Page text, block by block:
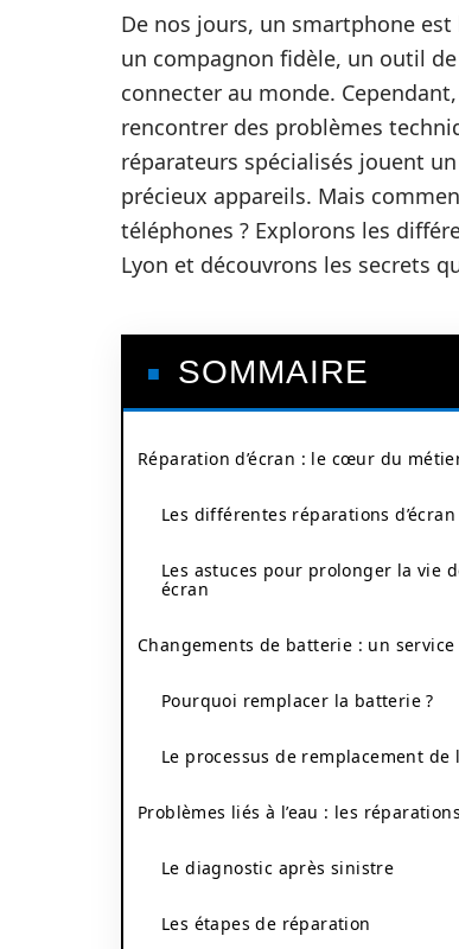
De nos jours, un smartphone est
un compagnon fidèle, un outil
connecter au monde.
rencontrer des problèmes
réparateurs spécialisés jouent
précieux appareils. Mais
téléphones ? Explorons les
Lyon et découvrons les secrets
SOMMAIRE
Réparation d’écran : le cœur du
Les différentes réparations d’écran
Les astuces pour prolonger la vie
écran
Changements de batterie : un service
Pourquoi remplacer la batterie ?
Le processus de remplacement de
Problèmes liés à l’eau : les
Le diagnostic après sinistre
Les étapes de réparation